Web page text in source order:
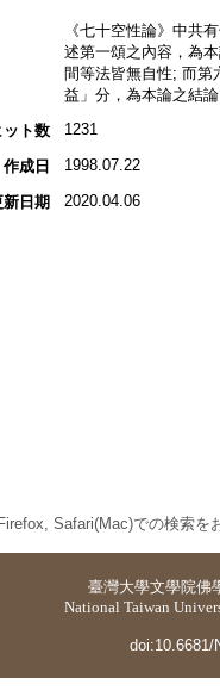
《七十空性論》中共
述第一頌之內容，為
間等法皆無自性; 而第
益」分，為本論之結
ット数
1231
作成日 1998.07.22
新日期 2020.04.06
Safari(Mac)での検索を
臺灣大學文學院佛
National Taiwan
doi:10.6681/